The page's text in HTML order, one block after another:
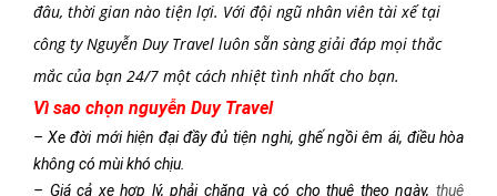
đâu, thời gian nào tiện lợi. Với đội ngũ nhân viên tài xế tại
công ty Nguyễn Duy Travel luôn sẵn sàng giải đáp mọi thắc
mắc của bạn 24/7 một cách nhiệt tình nhất cho bạn.
Vì sao chọn nguyễn Duy Travel
– Xe đời mới hiện đại đầy đủ tiện nghi, ghế ngồi êm ái, điều hòa
không có mùi khó chịu.
– Giá cả xe hợp lý, phải chăng và có cho thuê theo ngày, thuê